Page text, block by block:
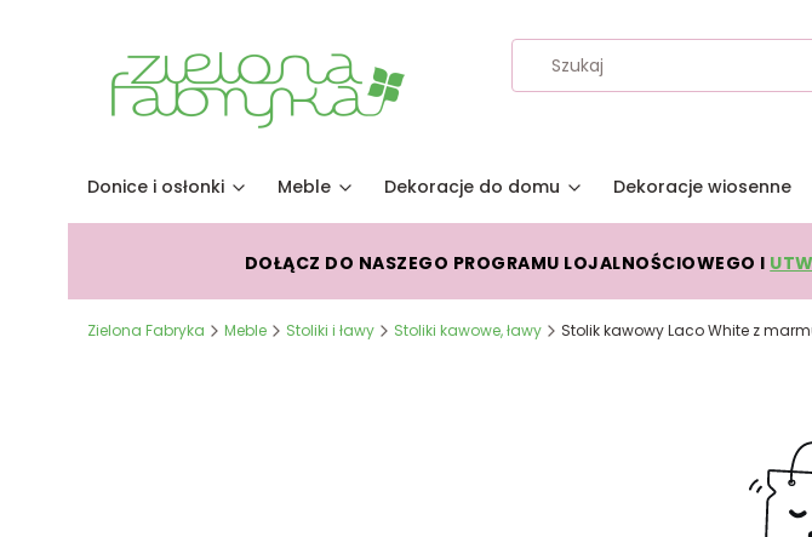
Donice i osłonki Meble Dekoracje do domu Dekoracje wiosenne
DOŁĄCZ DO NASZEGO PROGRAMU LOJALNOŚCIOWEGO I
Zielona Fabryka Meble Stoliki i ławy Stoliki kawowe, ławy Stolik kawowy Laco White z